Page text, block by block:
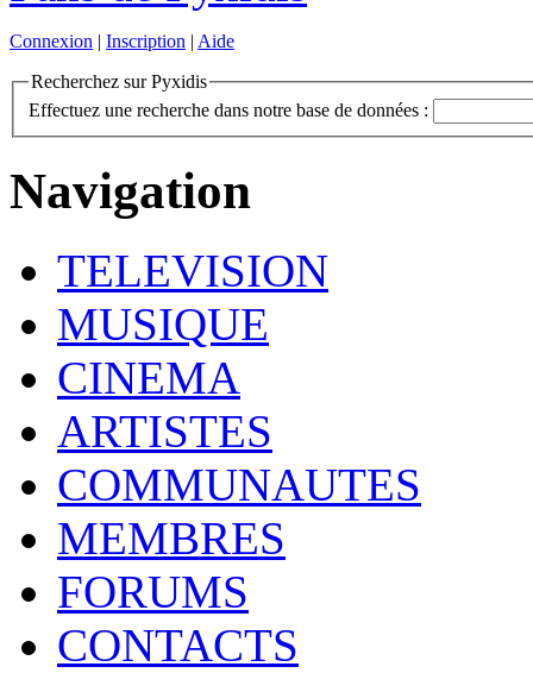
Connexion | Inscription | Aide
Recherchez sur Pyxidis
Effectuez une recherche dans notre base de données :
Navigation
TELEVISION
MUSIQUE
CINEMA
ARTISTES
COMMUNAUTES
MEMBRES
FORUMS
CONTACTS